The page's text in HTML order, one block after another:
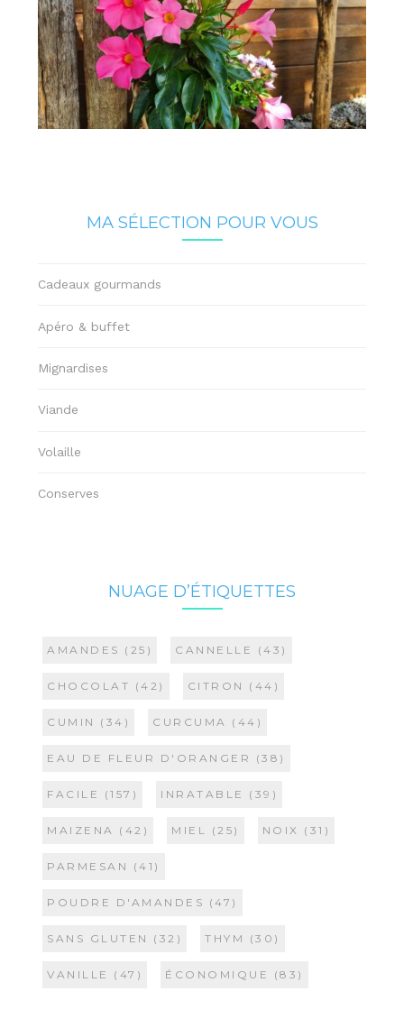
MA SÉLECTION POUR VOUS
Cadeaux gourmands
Apéro & buffet
Mignardises
Viande
Volaille
Conserves
NUAGE D’ÉTIQUETTES
AMANDES (25) CANNELLE (43)
CHOCOLAT (42) CITRON (44)
CUMIN (34) CURCUMA (44)
EAU DE FLEUR D'ORANGER (38)
FACILE (157) INRATABLE (39)
MAIZENA (42) MIEL (25) NOIX (31)
PARMESAN (41)
POUDRE D'AMANDES (47)
SANS GLUTEN (32) THYM (30)
VANILLE (47) ÉCONOMIQUE (83)